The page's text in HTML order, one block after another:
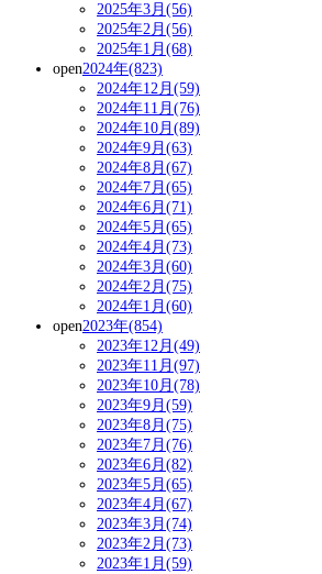
2025年3月(56)
2025年2月(56)
2025年1月(68)
open2024年(823)
2024年12月(59)
2024年11月(76)
2024年10月(89)
2024年9月(63)
2024年8月(67)
2024年7月(65)
2024年6月(71)
2024年5月(65)
2024年4月(73)
2024年3月(60)
2024年2月(75)
2024年1月(60)
open2023年(854)
2023年12月(49)
2023年11月(97)
2023年10月(78)
2023年9月(59)
2023年8月(75)
2023年7月(76)
2023年6月(82)
2023年5月(65)
2023年4月(67)
2023年3月(74)
2023年2月(73)
2023年1月(59)